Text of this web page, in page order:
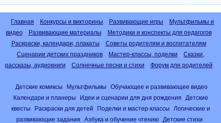
Главная Конкурсы и викторины Развивающие игры
Мультфильмы и
видео
Развивающие материалы
Методики и конспекты для педагогов
Раскраски, календари, плакаты
Советы родителям и воспитателям
Сценарии детских праздников
Мастер-классы, поделки
Сказки,
рассказы, аудиокниги
Солнечные песни и стихи Форум для родителей
Детские комиксы Мультфильмы
Обучающее и развивающее видео
Календари и планеры
Идеи и сценарии для дня рождения
Детские
квесты
Раскраски для детей Поделки и мастер-классы
Логические и
развивающие задания
Азбука и обучение чтению
Детские стихи